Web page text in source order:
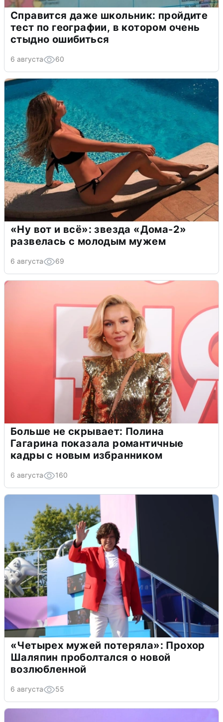
Справится даже школьник: пройдите
тест по географии, в котором очень
стыдно ошибиться
6 августа 60
«Ну вот и всё»: звезда «Дома-2»
развелась с молодым мужем
6 августа 69
Больше не скрывает: Полина
Гагарина показала романтичные
кадры с новым избранником
6 августа 160
«Четырех мужей потеряла»: Прохор
Шаляпин проболтался о новой
возлюбленной
6 августа 55